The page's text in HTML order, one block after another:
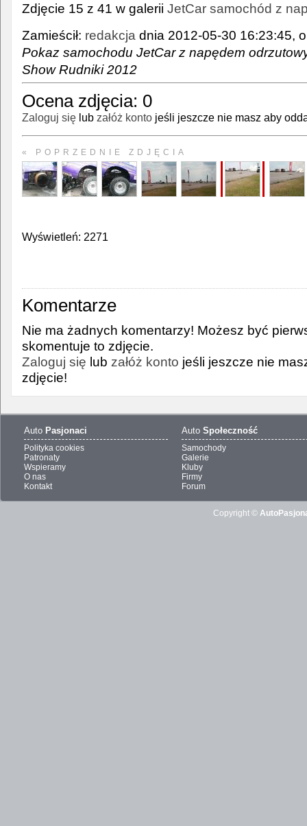
Zdjęcie 15 z 41 w galerii JetCar samochód z
Zamieścił: redakcja dnia 2012-05-30 16:23:45,
Pokaz samochodu JetCar z napędem
Show Rudniki 2012
Ocena zdjęcia: 0
Zaloguj się lub załóż konto jeśli jeszcze nie masz aby
« POPRZEDNIE ZDJĘCIA
Wyświetleń: 2271
Komentarze
Nie ma żadnych komentarzy! Możesz być
skomentuje to zdjęcie.
Zaloguj się lub załóż konto jeśli jeszcze nie
zdjęcie!
Auto Pasjonaci
Polityka cookies
Patronaty
Wspieramy
O nas
Kontakt
Auto Społeczność
Samochody
Galerie
Kluby
Firmy
Forum
Copyright ©